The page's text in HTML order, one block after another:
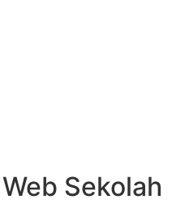
Sekolah